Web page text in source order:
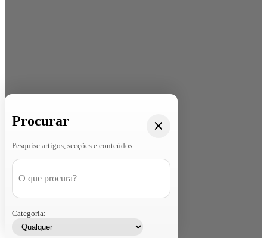
Procurar
Pesquise artigos, secções e conteúdos
Categoria: